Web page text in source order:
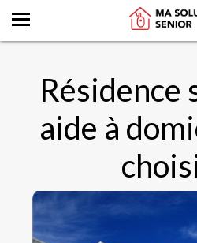
Résidence
aide à